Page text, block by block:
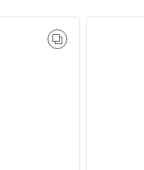
PORÓWNAJ